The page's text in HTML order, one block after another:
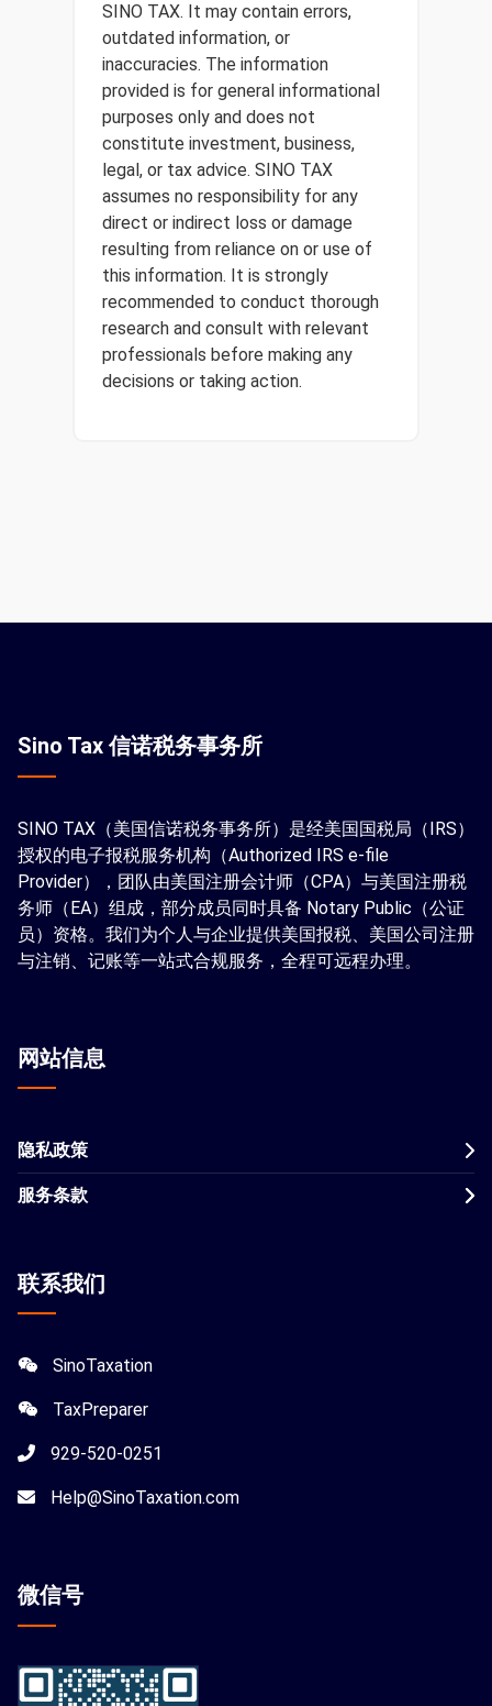
SINO TAX. It may contain errors,
outdated information, or
inaccuracies. The information
provided is for general informational
purposes only and does not
constitute investment, business,
legal, or tax advice. SINO TAX
assumes no responsibility for any
direct or indirect loss or damage
resulting from reliance on or use of
this information. It is strongly
recommended to conduct thorough
research and consult with relevant
professionals before making any
decisions or taking action.
Sino Tax 信诺税务事务所
SINO TAX（美国信诺税务事务所）是经美国国税局（IRS）
授权的电子报税服务机构（Authorized IRS e-file
Provider），团队由美国注册会计师（CPA）与美国注册税
务师（EA）组成，部分成员同时具备 Notary Public（公证
员）资格。我们为个人与企业提供美国报税、美国公司注册
与注销、记账等一站式合规服务，全程可远程办理。
网站信息
隐私政策
服务条款
联系我们
SinoTaxation
TaxPreparer
929-520-0251
Help@SinoTaxation.com
微信号